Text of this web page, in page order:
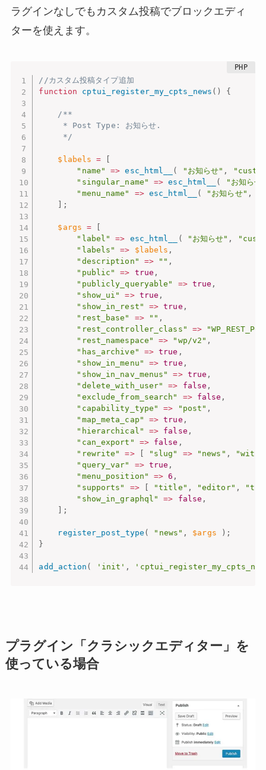
ラグインなしでもカスタム投稿でブロックエディ
ターを使えます。
//カスタム投稿タイプ追加
function
cptui_register_my_cpts_news ( ) {
/**
	 */
$labels =
"name"
=> esc_html__ ( "お知らせ" ,
"singular_name"
=> esc_html__ (
"お知らせ
"menu_name"
=> esc_html__ ( "お知らせ" ,
;
$args =
"label"
=> esc_html__ ( "お知らせ" ,
"labels"
=> $labels ,
"description"
=> "" ,
"public"
=> true ,
"publicly_queryable"
=> true ,
"show_ui"
=> true ,
"show_in_rest"
=> true ,
"rest_base"
=> "" ,
"rest_controller_class"
=>
"rest_namespace"
=> "wp/v2" ,
"has_archive"
=> true ,
"show_in_menu"
=> true ,
"show_in_nav_menus"
=> true ,
"delete_with_user"
=> false ,
"exclude_from_search"
=> false ,
"capability_type"
=> "post" ,
"map_meta_cap"
=> true ,
"hierarchical"
=> false ,
"can_export"
=> false ,
"rewrite"
=> "slug" => "news" ,
"query_var"
=> true ,
"menu_position"
=> 6 ,
"supports"
=> "title" , "editor" ,
"show_in_graphql"
=> false ,
;
register_post_type ( "news" , $args ) ;
}
add_action ( 'init' ,
プラグイン「クラシックエディター」を
使っている場合